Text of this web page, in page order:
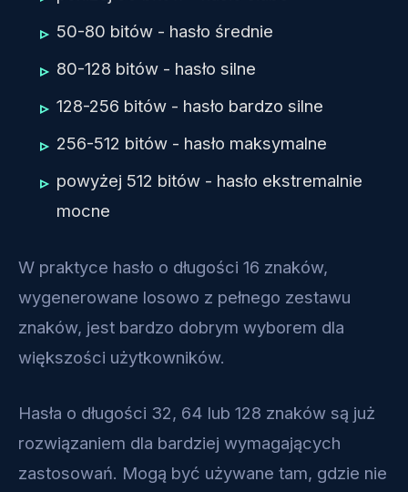
50-80 bitów - hasło średnie
80-128 bitów - hasło silne
128-256 bitów - hasło bardzo silne
256-512 bitów - hasło maksymalne
powyżej 512 bitów - hasło ekstremalnie
mocne
W praktyce hasło o długości 16 znaków,
wygenerowane losowo z pełnego zestawu
znaków, jest bardzo dobrym wyborem dla
większości użytkowników.
Hasła o długości 32, 64 lub 128 znaków są już
rozwiązaniem dla bardziej wymagających
zastosowań. Mogą być używane tam, gdzie nie